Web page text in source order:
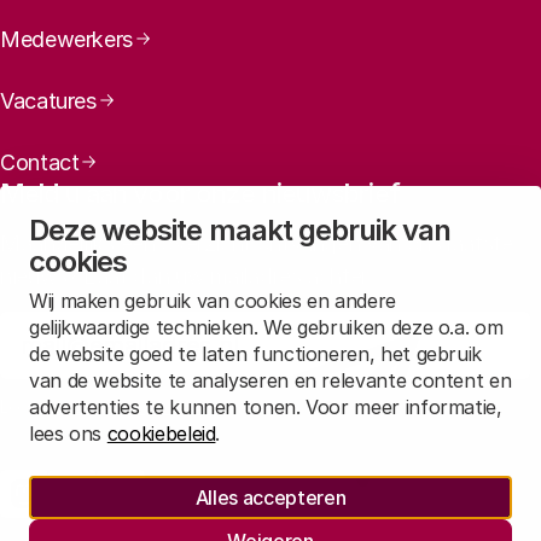
Deze website maakt gebruik van
cookies
Wij maken gebruik van cookies en andere
gelijkwaardige technieken. We gebruiken deze o.a. om
de website goed te laten functioneren, het gebruik
van de website te analyseren en relevante content en
advertenties te kunnen tonen. Voor meer informatie,
lees ons cookiebeleid.
Alles accepteren
Medewerkers
Vacatures
Contact
Meld u aan voor onze nieuwsbrief
Maandelijks een overzicht ontvangen van ons laatste
nieuws? Laat dan uw mailadres achter.
Aanmelden
Lees inonze privacyverklaringhoe wij deze gegevens verwerken.
Sociale media
Rathenau Mastodon
Rathenau LinkedIn
Rathenau Instagram